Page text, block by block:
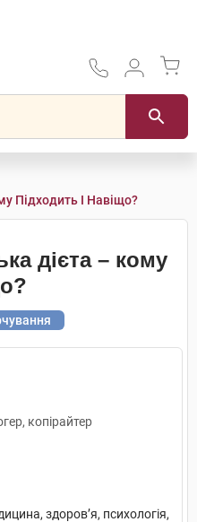
Підходить І Навіщо?
дієта – кому
копірайтер
здоров’я, психологія,